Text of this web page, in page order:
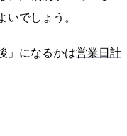
いでしょう。
」になるかは営業日計